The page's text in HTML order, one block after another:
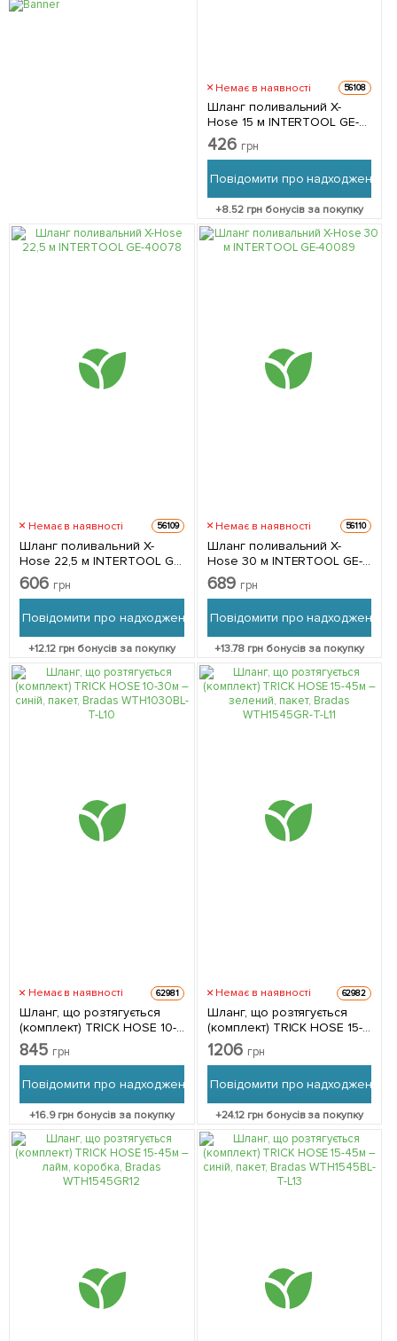
Немає в наявності 56108
Шланг поливальний X-
Hose 15 м INTERTOOL GE-
4006
426 грн
Повідомити про надходження
+8.52 грн бонусів за покупку
Немає в наявності 56109
Шланг поливальний X-
Hose 22,5 м INTERTOOL GE-
4007
606 грн
Повідомити про надходження
+12.12грн бонусів за покупку
Немає в наявності 56110
Шланг поливальний X-
Hose 30 м INTERTOOL GE-
4008
689 грн
Повідомити про надходження
+13.78 грн бонусів за покупку
Немає в наявності 62981
Шланг, що розтягується
(комплект) TRICK HOSE 10-
30м – синій, пакет, Bradas
WTH1030BL-T-L
845 грн
Повідомити про надходження
+16.9грн бонусів за покупку
Немає в наявності 62982
Шланг, що розтягується
(комплект) TRICK HOSE 15-
45м – зелений, пакет,
Bradas WTH1545GR-T-L
1206 грн
Повідомити про надходження
+24.12грн бонусів за покупку